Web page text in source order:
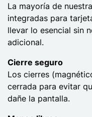
La mayoría de
integradas para
llevar lo esencial sin
adicional.
Cierre seguro
Los cierres
cerrada para evitar
dañe la pantalla.